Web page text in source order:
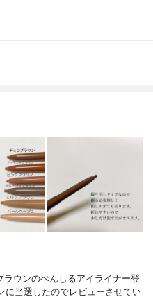
ラウンのぺんしるアイライナー登
に当選したのでレビューさせてい